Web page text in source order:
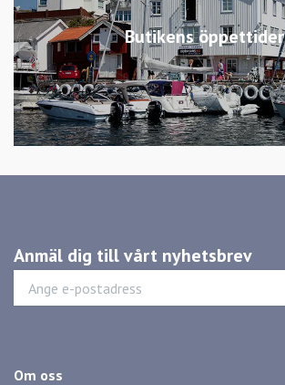
Butikens öppettider
Anmäl dig till vårt nyhetsbrev
Om oss